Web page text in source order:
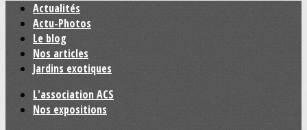
Actualités
Actu-Photos
Le blog
Nos articles
Jardins exotiques
L'association ACS
Nos expositions